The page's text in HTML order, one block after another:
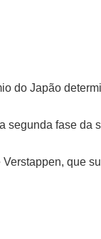
do Japão
fase
que